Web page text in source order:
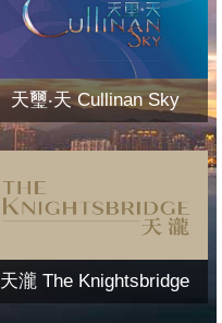
天璽‧天 Cullinan Sky
天瀧 The Knightsbridge